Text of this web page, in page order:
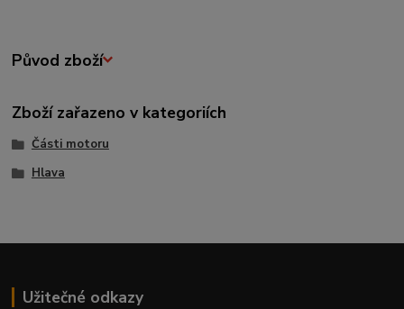
Původ zboží
Zboží zařazeno v kategoriích
Části motoru
Hlava
Užitečné odkazy